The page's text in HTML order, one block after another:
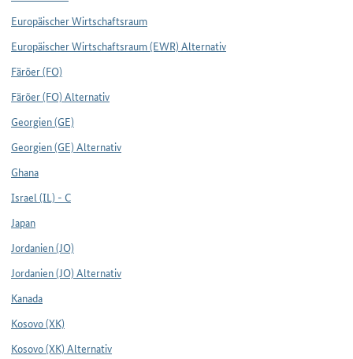
Europäischer Wirtschaftsraum
Europäischer Wirtschaftsraum (EWR) Alternativ
Färöer (FO)
Färöer (FO) Alternativ
Georgien (GE)
Georgien (GE) Alternativ
Ghana
Israel (IL) - C
Japan
Jordanien (JO)
Jordanien (JO) Alternativ
Kanada
Kosovo (XK)
Kosovo (XK) Alternativ